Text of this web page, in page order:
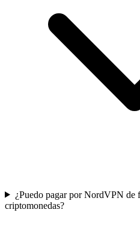
¿Puedo pagar por NordVPN de
criptomonedas?